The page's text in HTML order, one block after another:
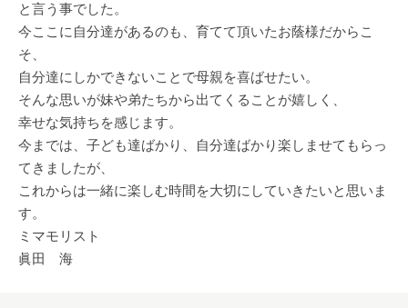
と言う事でした。
今ここに自分達があるのも、育てて頂いたお蔭様だからこ
そ、
自分達にしかできないことで母親を喜ばせたい。
そんな思いが妹や弟たちから出てくることが嬉しく、
幸せな気持ちを感じます。
今までは、子ども達ばかり、自分達ばかり楽しませてもらっ
てきましたが、
これからは一緒に楽しむ時間を大切にしていきたいと思いま
す。
ミマモリスト
眞田 海